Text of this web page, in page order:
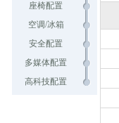
座椅配置
空调/冰箱
安全配置
多媒体配置
高科技配置